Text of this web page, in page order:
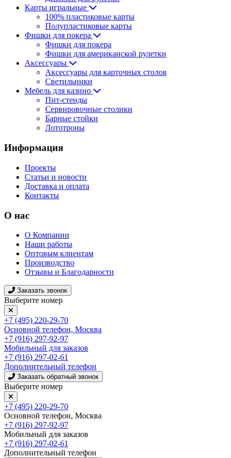
Карты игральные
100% пластиковые карты
Полупластиковые карты
Фишки для покера
Фишки для покера
Фишки для американской рулетки
Аксессуары
Аксессуары для карточных столов
Светильники
Мебель для казино
Пит-стенды
Сервировочные столики
Барные стойки
Лототроны
Информация
Проекты
Статьи и новости
Доставка и оплата
Контакты
О нас
О Компании
Наши работы
Оптовым клиентам
Производство
Отзывы и Благодарности
Заказать звонок
Выберите номер
+7 (495) 220-29-70
Основной телефон, Москва
+7 (916) 297-92-97
Мобильный для заказов
+7 (916) 297-02-61
Дополнительный телефон
Заказать обратный звонок
Выберите номер
+7 (495) 220-29-70
Основной телефон, Москва
+7 (916) 297-92-97
Мобильный для заказов
+7 (916) 297-02-61
Дополнительный телефон